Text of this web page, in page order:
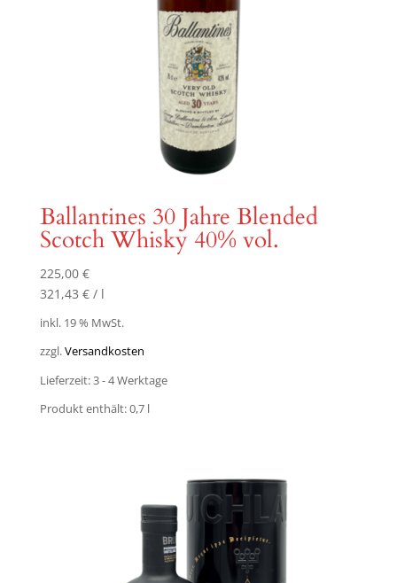
Ballantines 30 Jahre Blended
Scotch Whisky 40% vol.
225,00 €
321,43 €/ l
inkl. 19 % MwSt.
zzgl.Versandkosten
Lieferzeit:3 - 4 Werktage
Produkt enthält: 0,7 l